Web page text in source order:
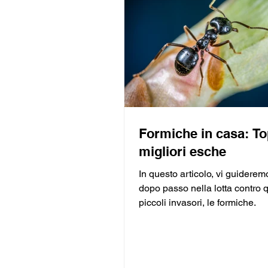
Formiche in casa:
migliori esche
In questo articolo, vi
dopo passo nella lotta contro
piccoli invasori, le formiche.